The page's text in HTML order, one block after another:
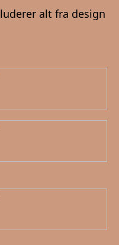
alt fra design